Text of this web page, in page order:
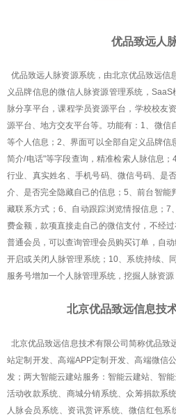
优品致远人
优品致远人脉资源系统，由北京优品致远信
义品牌信息的微信人脉资源管理系统，
脉分享平台，课程学员资源平台，学校校友
源平台、地方交友平台等。功能有：1、微信
等个人信息；2、界面可以全部自定义品牌信
简介/电话"等字段查询，精准检索人脉信息
行业、真实姓名、手机号码、微信号码、是
介、是否完全隐藏自己的信息；5、前台智能
藏联系方式；6、自动跟踪浏览情报信息；7
费金额，款项直接走自己的微信支付，不经
普通会员，可以查询管理会员购买订单，自
开启或关闭人脉管理系统；10、系统持续、
服务号增加一个人脉管理系统，挖掘人脉资源
北京优品致远信息技
北京优品致远信息技术有限公司简称优品致
站定制开发、高端APP定制开发、高端微信
发；两大智能云建站服务：智能云建站、智
活动收款系统、商城分销系统、众筹捐款系
人脉会员系统、资讯赏评系统、微信红包